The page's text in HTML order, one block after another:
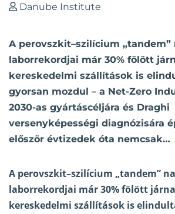
Danube Institute
A perovszkit–szilícium „tandem”
laborrekordjai már 30% fölött
kereskedelmi szállítások is
gyorsan mozdul – a Net-Zero
2030-as gyártáscéljára és Draghi
versenyképességi diagnózisára
először évtizedek óta nemcsak…
A perovszkit–szilícium „tandem”
laborrekordjai már 30% fölött
kereskedelmi szállítások is